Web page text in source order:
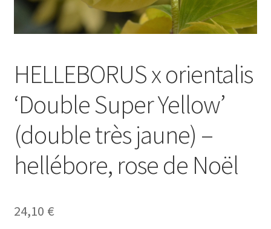
HELLEBORUS x orientalis
‘Double Super Yellow’
(double très jaune) –
hellébore, rose de Noël
24,10 €